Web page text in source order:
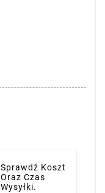
Sprawdź Koszt
Oraz Czas
Wysyłki.